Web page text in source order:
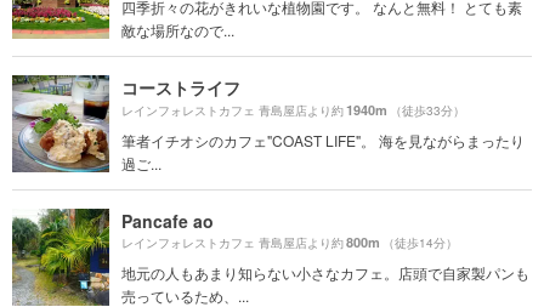
四季折々の花がきれいな植物園です。 なんと無料！ とても素
敵な場所なので...
コーストライフ
レインフォレストカフェ 青島屋店より約1940m （徒歩33分）
筆者イチオシのカフェ"COAST LIFE"。 海を見ながらまったり
過ご...
Pancafe ao
レインフォレストカフェ 青島屋店より約800m （徒歩14分）
地元の人もあまり知らない小さなカフェ。店頭で自家製パンも
売っているため、...